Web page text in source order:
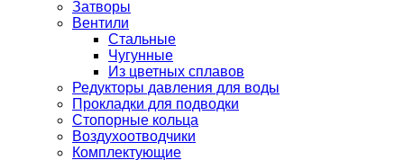
Затворы
Вентили
Стальные
Чугунные
Из цветных сплавов
Редукторы давления для воды
Прокладки для подводки
Стопорные кольца
Воздухоотводчики
Комплектующие